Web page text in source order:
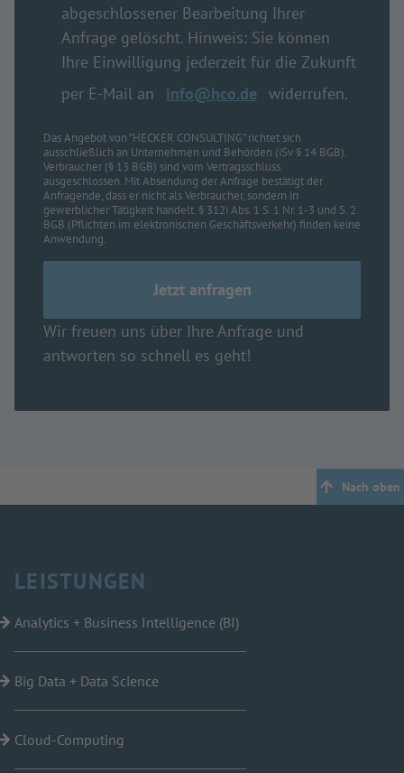
abgeschlossener Bearbeitung Ihrer
Anfrage gelöscht. Hinweis: Sie können
Ihre Einwilligung jederzeit für die Zukunft
per E-Mail an
info@hco.de widerrufen.
Das Angebot von "HECKER CONSULTING" richtet sich
ausschließlich an Unternehmen und Behörden (iSv § 14 BGB).
Verbraucher (§ 13 BGB) sind vom Vertragsschluss
ausgeschlossen. Mit Absendung der Anfrage bestätigt der
Anfragende, dass er nicht als Verbraucher, sondern in
gewerblicher Tätigkeit handelt. § 312i Abs. 1 S. 1 Nr. 1-3 und S. 2
BGB (Pflichten im elektronischen Geschäftsverkehr) finden keine
Anwendung.
Wir freuen uns über Ihre Anfrage und
antworten so schnell es geht!
Nach oben
LEISTUNGEN
Analytics + Business Intelligence (BI)
Big Data + Data Science
Cloud-Computing